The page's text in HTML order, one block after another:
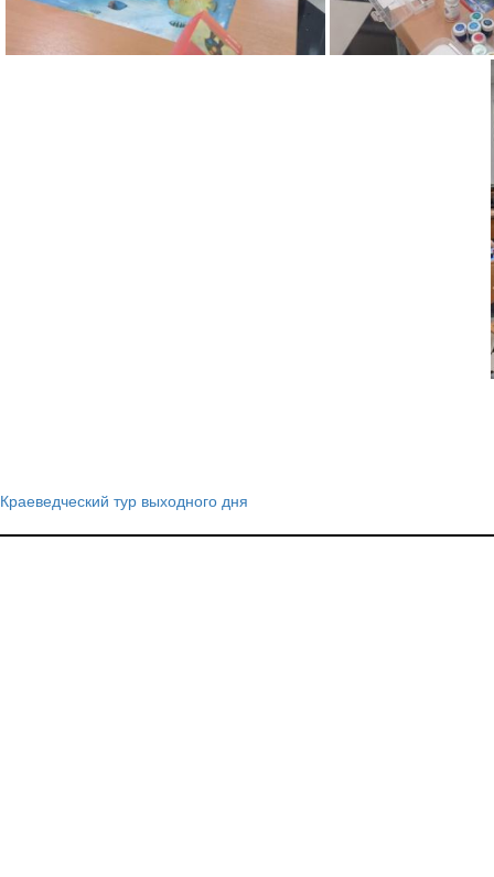
Краеведческий тур выходного дня